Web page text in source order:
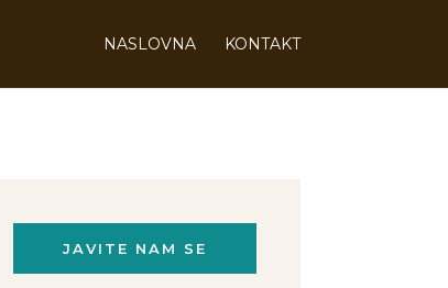
NASLOVNA KONTAKT
JAVITE NAM SE